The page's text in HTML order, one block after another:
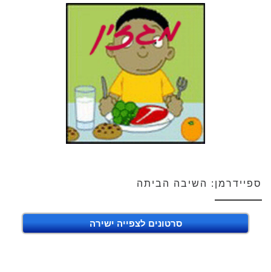
ספיידרמן: השיבה הביתה
סרטונים לצפייה ישירה